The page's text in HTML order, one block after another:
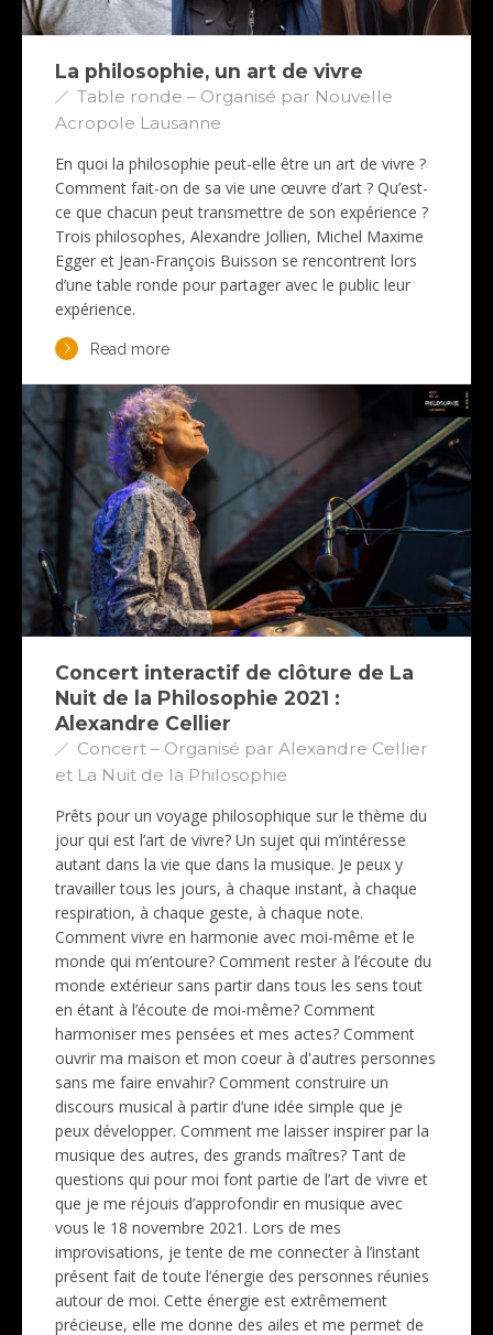
La philosophie, un art de vivre
Table ronde – Organisé par Nouvelle
Acropole Lausanne
En quoi la philosophie peut-elle être un art de vivre ?
Comment fait-on de sa vie une œuvre d’art ? Qu’est-
ce que chacun peut transmettre de son expérience ?
Trois philosophes, Alexandre Jollien, Michel Maxime
Egger et Jean-François Buisson se rencontrent lors
d’une table ronde pour partager avec le public leur
expérience.
Read more
Concert interactif de clôture de La
Nuit de la Philosophie 2021 :
Alexandre Cellier
Concert – Organisé par Alexandre Cellier
et La Nuit de la Philosophie
Prêts pour un voyage philosophique sur le thème du
jour qui est l’art de vivre? Un sujet qui m’intéresse
autant dans la vie que dans la musique. Je peux y
travailler tous les jours, à chaque instant, à chaque
respiration, à chaque geste, à chaque note.
Comment vivre en harmonie avec moi-même et le
monde qui m’entoure? Comment rester à l’écoute du
monde extérieur sans partir dans tous les sens tout
en étant à l’écoute de moi-même? Comment
harmoniser mes pensées et mes actes? Comment
ouvrir ma maison et mon coeur à d'autres personnes
sans me faire envahir? Comment construire un
discours musical à partir d’une idée simple que je
peux développer. Comment me laisser inspirer par la
musique des autres, des grands maîtres? Tant de
questions qui pour moi font partie de l’art de vivre et
que je me réjouis d’approfondir en musique avec
vous le 18 novembre 2021. Lors de mes
improvisations, je tente de me connecter à l’instant
présent fait de toute l’énergie des personnes réunies
autour de moi. Cette énergie est extrêmement
précieuse, elle me donne des ailes et me permet de